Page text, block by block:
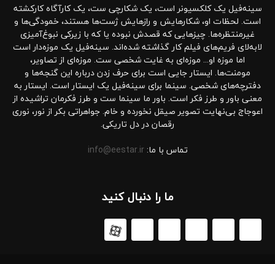
سینه‌فیل یک کلکسیونر است، یک شکارچی ست، یک کارآگاه کارکشته
است. لحظات او، شکارهایش و رازهایش ژست‌ها هستند، خمودگی‌ها و
غیرمنتظره‌ها. چیزهایی که قصدش نبوده یا که با زیرکی نبوغ‌آمیزی
لابه‌لای فریم‌های فیلم کار گذاشته شده‌اند. سینه‌فیل یک موزه‌دار است
اما موزه او... موزه‌ای به غایت شخصی ست. موزه‌ای از تصاویر،
مومنت‌ها. ایستار جایی است برای حرف زدن درباره این گنجه‌ها و
دفترچه‌های شخصی. سینما برای سینه‌فیل یک ایستار است. ایستار به
معنی باور و طرز فکر است. باور ما سینما ست و طرز فکرمان تراشیده از
اعوجاج بی‌نهایت تصویر صیقل نخورده و خام. جواهراتی بکر از نور، نوری
رقصان در دل تاریکی.
تماس با ما:info@eestar.ir
ما را دنبال کنید